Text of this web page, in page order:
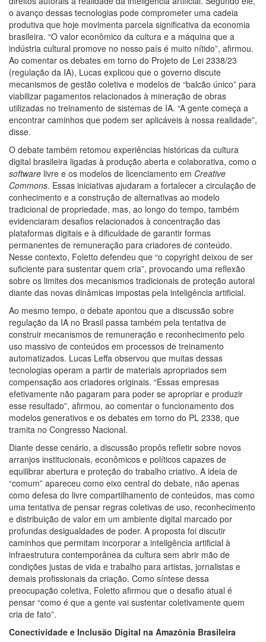
o avanço dessas tecnologias pode comprometer uma cadeia
produtiva que hoje movimenta parcela significativa da economia
brasileira. “O valor econômico da cultura e a máquina que a
indústria cultural promove no nosso país é muito nítido”, afirmou.
Ao comentar os debates em torno do Projeto de Lei 2338/23
(regulação da IA), Lucas explicou que o governo discute
mecanismos de gestão coletiva e modelos de “balcão único” para
viabilizar pagamentos relacionados à mineração de obras
utilizadas no treinamento de sistemas de IA. “A gente começa a
encontrar caminhos que podem ser aplicáveis à nossa realidade”,
disse.
O debate também retomou experiências históricas da cultura
digital brasileira ligadas à produção aberta e colaborativa, como o
software livre e os modelos de licenciamento em Creative
Commons. Essas iniciativas ajudaram a fortalecer a circulação de
conhecimento e a construção de alternativas ao modelo
tradicional de propriedade, mas, ao longo do tempo, também
evidenciaram desafios relacionados à concentração das
plataformas digitais e à dificuldade de garantir formas
permanentes de remuneração para criadores de conteúdo.
Nesse contexto, Foletto defendeu que “o copyright deixou de ser
suficiente para sustentar quem cria”, provocando uma reflexão
sobre os limites dos mecanismos tradicionais de proteção autoral
diante das novas dinâmicas impostas pela inteligência artificial.
Ao mesmo tempo, o debate apontou que a discussão sobre
regulação da IA no Brasil passa também pela tentativa de
construir mecanismos de remuneração e reconhecimento pelo
uso massivo de conteúdos em processos de treinamento
automatizados. Lucas Leffa observou que muitas dessas
tecnologias operam a partir de materiais apropriados sem
compensação aos criadores originais. “Essas empresas
efetivamente não pagaram para poder se apropriar e produzir
esse resultado”, afirmou, ao comentar o funcionamento dos
modelos generativos e os debates em torno do PL 2338, que
tramita no Congresso Nacional.
Diante desse cenário, a discussão propôs refletir sobre novos
arranjos institucionais, econômicos e políticos capazes de
equilibrar abertura e proteção do trabalho criativo. A ideia de
“comum” apareceu como eixo central do debate, não apenas
como defesa do livre compartilhamento de conteúdos, mas como
uma tentativa de pensar regras coletivas de uso, reconhecimento
e distribuição de valor em um ambiente digital marcado por
profundas desigualdades de poder. A proposta foi discutir
caminhos que permitam incorporar a inteligência artificial à
infraestrutura contemporânea da cultura sem abrir mão de
condições justas de vida e trabalho para artistas, jornalistas e
demais profissionais da criação. Como síntese dessa
preocupação coletiva, Foletto afirmou que o desafio atual é
pensar “como é que a gente vai sustentar coletivamente quem
cria de fato”.
Conectividade e Inclusão Digital na Amazônia Brasileira